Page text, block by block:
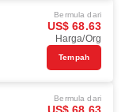
Bermula dari
US$ 68.63
Harga/Org
Tempah
Bermula dari